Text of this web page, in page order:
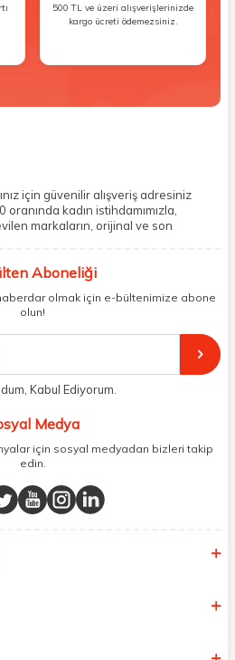
500 TL ve üzeri alışverişlerinizde
kargo ücreti ödemezsiniz.
için güvenilir alışveriş adresiniz
kadın istihdamımızla,
markaların, orijinal ve son
dolayı olumsuz olarak geri
ile gerekli tüm desteği sağlıyoruz.
marka ve binlerce ürün seçeneğini
markaların yetkili Türkiye
tedarik ediyor ve müşterilerimize
ambalajlarda gönderim sağlıyoruz.
malzemeler kullanarak
ve daha yaşanabilir bir dünya
Aboneliği
olmak için e-bültenimize abone
olun!
Kabul Ediyorum.
Medya
için sosyal medyadan bizleri takip
edin.